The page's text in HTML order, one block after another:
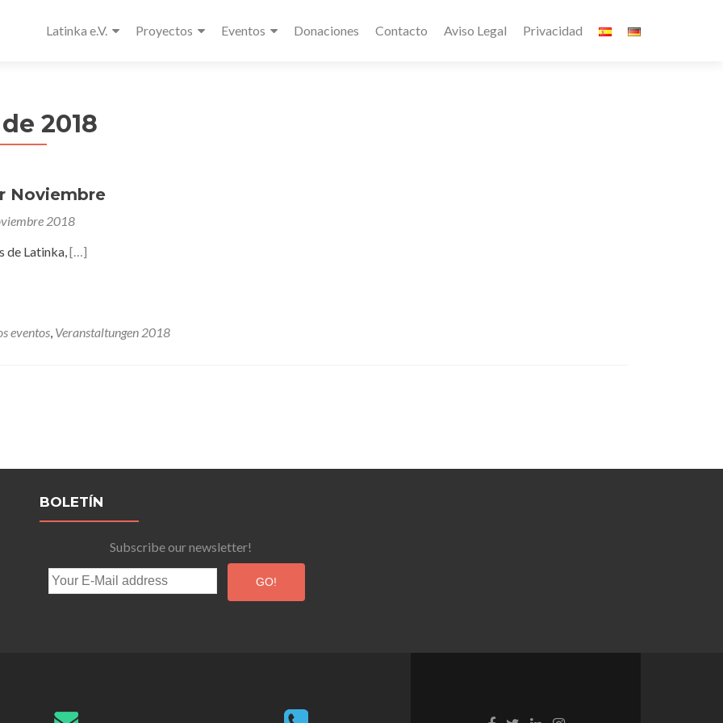
Latinka e.V. Proyectos Eventos Donaciones Contacto Aviso Legal Privacidad
2018
Noviembre
2018
de Latinka,[…]
eventos, Veranstaltungen 2018
BOLETÍN
Subscribe our newsletter!